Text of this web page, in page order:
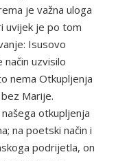
je važna uloga
uvijek je po tom
Isusovo
uzvisilo
nema Otkupljenja
Marije.
otkupljenja
na poetski način i
podrijetla, on